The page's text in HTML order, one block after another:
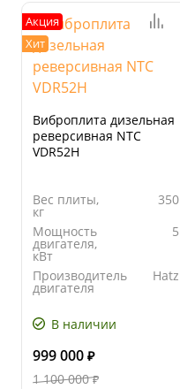
Акция
Хит
Виброплита дизельная
реверсивная NTC
VDR52H
Вес плиты,
кг
350
Мощность
двигателя,
кВт
5
Производитель
двигателя
Hatz
основания
плиты, мм
В наличии
999 000 ₽
1 100 000₽